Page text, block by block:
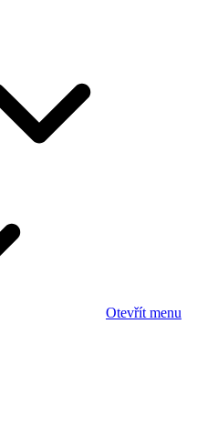
Otevřít menu